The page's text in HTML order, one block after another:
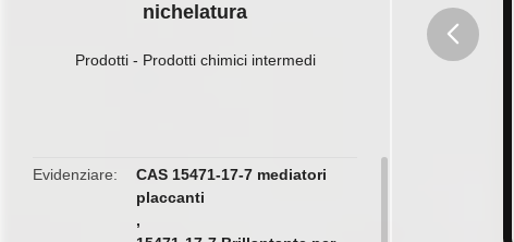
nichelatura
Prodotti- Prodotti chimici intermedi
Evidenziare
CAS 15471-17-7 mediatori
placcanti
,